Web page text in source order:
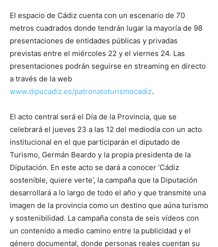
El espacio de Cádiz cuenta con un escenario de 70
metros cuadrados donde tendrán lugar la mayoría de 98
presentaciones de entidades públicas y privadas
previstas entre el miércoles 22 y el viernes 24. Las
presentaciones podrán seguirse en streaming en directo
a través de la web
www.dipucadiz.es/patronatoturismocadiz.
El acto central será el Día de la Provincia, que se
celebrará el jueves 23 a las 12 del mediodía con un acto
institucional en el que participarán el diputado de
Turismo, Germán Beardo y la propia presidenta de la
Diputación. En este acto se dará a conocer ‘Cádiz
sostenible, quiere verte’, la campaña que la Diputación
desarrollará a lo largo de todo el año y que transmite una
imagen de la provincia como un destino que aúna turismo
y sostenibilidad. La campaña consta de seis vídeos con
un contenido a medio camino entre la publicidad y el
género documental, donde personas reales cuentan su